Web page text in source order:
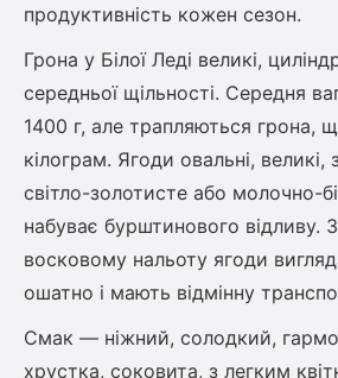
продуктивність кожен сезон.
Грона у Білої Леді великі,
середньої щільності. Середня
1400 г, але трапляються грона,
кілограм. Ягоди овальні,
світло-золотисте або молочно-
набуває бурштинового відливу.
восковому нальоту ягоди
ошатно і мають відмінну
Смак — ніжний, солодкий,
хрустка, соковита, з легким